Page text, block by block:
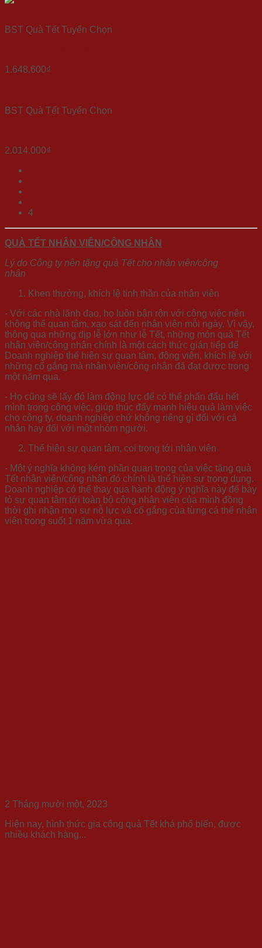
BST Quà Tết Tuyển Chọn
1.648.600₫
BST Quà Tết Tuyển Chọn
2.014.000₫
4
QUÀ TẾT NHÂN VIÊN/CÔNG NHÂN
Lý do Công ty nên tặng quà Tết cho nhân viên/công
nhân
Khen thưởng, khích lệ tinh thần của nhân viên
- Với các nhà lãnh đạo, họ luôn bận rộn với công việc nên
không thể quan tâm, xao sát đến nhân viên mỗi ngày. Vì vậy,
thông qua những dịp lễ lớn như lễ Tết, những món quà Tết
nhân viên/công nhân chính là một cách thức gián tiếp để
Doanh nghiệp thể hiện sự quan tâm, động viên, khích lệ với
những cố gắng mà nhân viên/công nhân đã đạt được trong
một năm qua.
- Họ cũng sẽ lấy đó làm động lực để có thể phấn đấu hết
mình trong công việc, giúp thúc đẩy mạnh hiệu quả làm việc
cho công ty, doanh nghiệp chứ không riêng gì đối với cá
nhân hay đối với một nhóm người.
Thể hiện sự quan tâm, coi trọng tới nhân viên
- Một ý nghĩa không kém phần quan trọng của việc tặng quà
Tết nhân viên/công nhân đó chính là thể hiện sự trọng dụng.
Doanh nghiệp có thể thay qua hành động ý nghĩa này để bày
tỏ sự quan tâm tới toàn bộ công nhân viên của mình đồng
thời ghi nhận mọi sự nỗ lực và cố gắng của từng cá thể nhân
viên trong suốt 1 năm vừa qua.
2 Tháng mười một, 2023
Hiện nay, hình thức gia công quà Tết khá phổ biến, được
nhiều khách hàng...